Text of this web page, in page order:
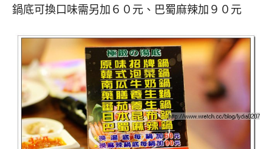
鍋底可換口味需另加６０元、巴蜀麻辣加９０元